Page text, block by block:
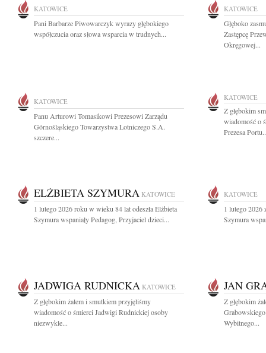
KATOWICE
Pani Barbarze Piwowarczyk wyrazy głębokiego
współczucia oraz słowa wsparcia w trudnych...
KATOWICE
Głęboko
Zastępcę
Okręgowej...
KATOWICE
Panu Arturowi Tomasikowi Prezesowi Zarządu
Górnośląskiego Towarzystwa Lotniczego S.A.
szczere...
KATOWICE
Z głębokim
wiadomość o
Prezesa
ELŻBIETA SZYMURA KATOWICE
1 lutego 2026 roku w wieku 84 lat odeszła Elżbieta
Szymura wspaniały Pedagog, Przyjaciel dzieci...
KATOWICE
1 lutego 2026
Szymura
JADWIGA RUDNICKA KATOWICE
Z głębokim żalem i smutkiem przyjęliśmy
wiadomość o śmierci Jadwigi Rudnickiej osoby
niezwykle...
JAN
Z głębokim
Wybitnego...